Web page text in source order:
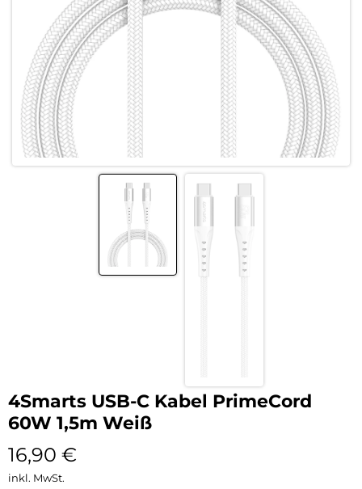
4Smarts USB-C Kabel PrimeCord
60W 1,5m Weiß
16,90 €
inkl. MwSt.